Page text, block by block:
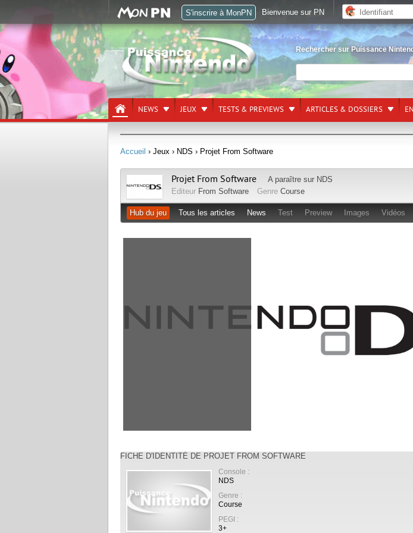
Rechercher sur Puissance
NEWS JEUX TESTS & PREVIEWS ARTICLES & DOSSIERS
Accueil › Jeux › NDS › Projet From Software
Projet From Software A paraître sur NDS
Editeur From Software Genre Course
Hub du jeu Tous les articles News Test Preview Images Vidéos
FICHE D'IDENTITÉ DE PROJET FROM SOFTWARE
Console :
NDS
Genre :
Course
PEGI :
3+
S'inscrire à MonPN Bienvenue sur PN